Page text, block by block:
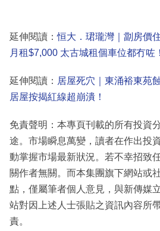
延伸閱讀：恒大．珺瓏灣｜劏房價
月租$7,000 太古城租個車位都冇咗！
延伸閱讀： 居屋死穴｜東涌裕東苑
居屋按揭紅線超崩潰！
免責聲明：本專頁刊載的所有投資
途。市場瞬息萬變，讀者在作出投
動掌握市場最新狀況。若不幸招致
關作者無關。而本集團旗下網站或
點，僅屬筆者個人意見，與新傳媒
站對因上述人士張貼之資訊內容所
責。